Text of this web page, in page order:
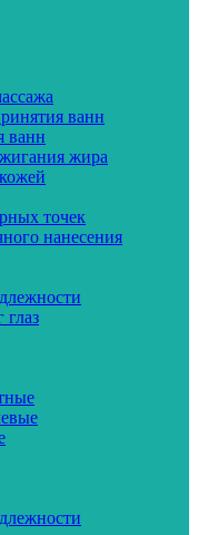
ванн
ванн
жира
точек
нанесения
глаз